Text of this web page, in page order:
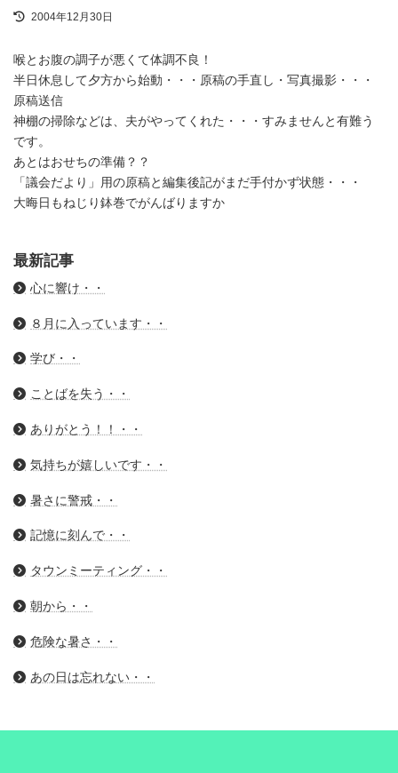
最
新
日
時
:
2004年12月30日
喉とお腹の調子が悪くて体調不良！
半日休息して夕方から始動・・・原稿の手直し・写真撮影・・・
原稿送信
神棚の掃除などは、夫がやってくれた・・・すみませんと有難う
です。
あとはおせちの準備？？
「議会だより」用の原稿と編集後記がまだ手付かず状態・・・
大晦日もねじり鉢巻でがんばりますか
最新記事
心に響け・・
８月に入っています・・
学び・・
ことばを失う・・
ありがとう！！・・
気持ちが嬉しいです・・
暑さに警戒・・
記憶に刻んで・・
タウンミーティング・・
朝から・・
危険な暑さ・・
あの日は忘れない・・